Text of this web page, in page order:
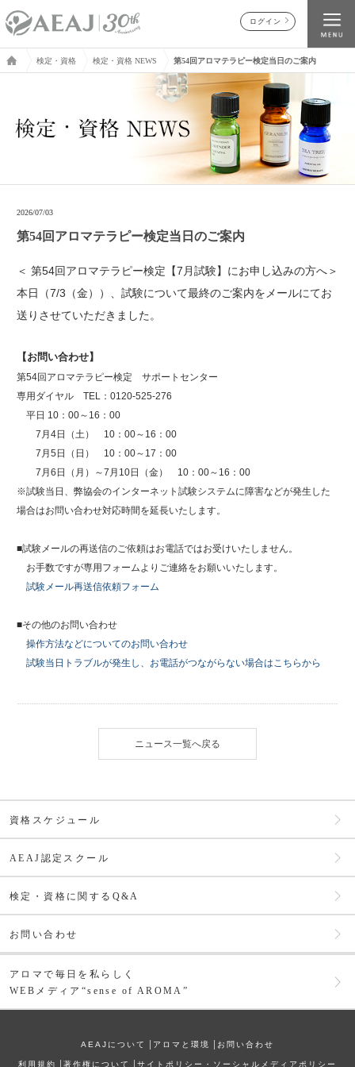
ログイン
検定・資格 検定・資格 NEWS 第54回アロマテラピー検定当日のご案内
2026/07/03
第54回アロマテラピー検定当日のご案内
＜ 第54回アロマテラピー検定【7月試験】にお申し込みの方へ＞
本日（7/3（金））、試験について最終のご案内をメールにてお
送りさせていただきました。
【お問い合わせ】
第54回アロマテラピー検定 サポートセンター
専用ダイヤル TEL：0120-525-276
平日 10：00～16：00
7月4日（土） 10：00～16：00
7月5日（日） 10：00～17：00
7月6日（月）～7月10日（金） 10：00～16：00
※試験当日、弊協会のインターネット試験システムに障害などが発生した
場合はお問い合わせ対応時間を延長いたします。
■試験メールの再送信のご依頼はお電話ではお受けいたしません。
お手数ですが専用フォームよりご連絡をお願いいたします。
試験メール再送信依頼フォーム
■その他のお問い合わせ
操作方法などについてのお問い合わせ
試験当日トラブルが発生し、お電話がつながらない場合はこちらから
ニュース一覧へ戻る
資格スケジュール
AEAJ認定スクール
検定・資格に関するQ&A
お問い合わせ
アロマで毎日を私らしく
WEBメディア“sense of AROMA”
AEAJについて アロマと環境 お問い合わせ
利⽤規約 著作権について サイトポリシー・ソーシャルメディアポリシー